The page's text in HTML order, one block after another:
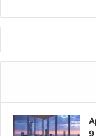
ь
м
д
и
9